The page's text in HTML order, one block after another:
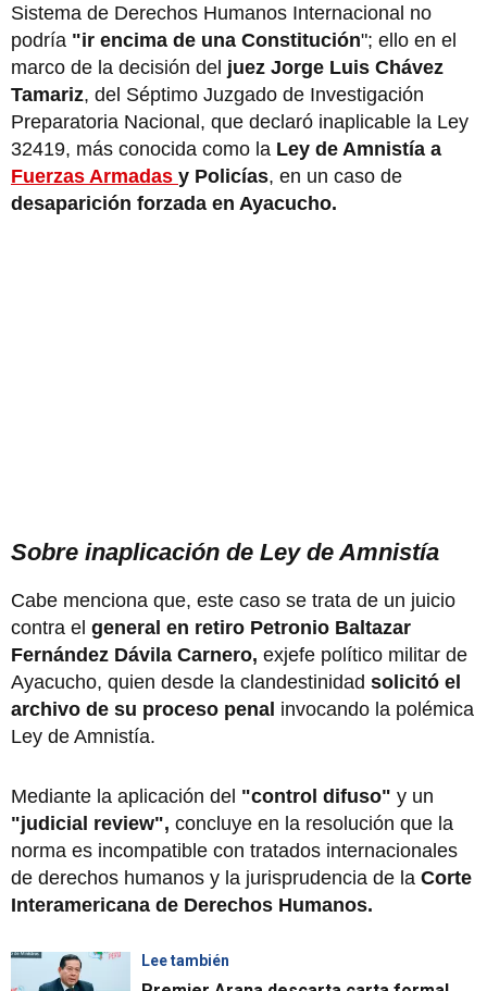
Sistema de Derechos Humanos Internacional no
podría "ir encima de una Constitución"; ello en el
marco de la decisión del juez Jorge Luis Chávez
Tamariz, del Séptimo Juzgado de Investigación
Preparatoria Nacional, que declaró inaplicable la Ley
32419, más conocida como la Ley de Amnistía a
Fuerzas Armadas y Policías, en un caso de
desaparición forzada en Ayacucho.
Sobre inaplicación de Ley de Amnistía
Cabe menciona que, este caso se trata de un juicio
contra el general en retiro Petronio Baltazar
Fernández Dávila Carnero, exjefe político militar de
Ayacucho, quien desde la clandestinidad solicitó el
archivo de su proceso penal invocando la polémica
Ley de Amnistía.
Mediante la aplicación del "control difuso" y un
"judicial review", concluye en la resolución que la
norma es incompatible con tratados internacionales
de derechos humanos y la jurisprudencia de la Corte
Interamericana de Derechos Humanos.
Lee también